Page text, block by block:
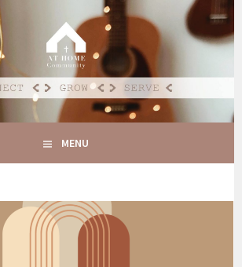
COMMUNITY
SERVE
MENU